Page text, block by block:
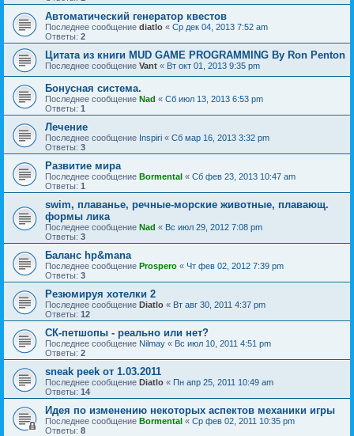
Автоматический генератор квестов
Последнее сообщение diatlo « Ср дек 04, 2013 7:52 am
Ответы: 2
Цитата из книги MUD GAME PROGRAMMING By Ron Penton
Последнее сообщение Vant « Вт окт 01, 2013 9:35 pm
Бонусная система.
Последнее сообщение Nad « Сб июл 13, 2013 6:53 pm
Ответы: 1
Лечение
Последнее сообщение Inspiri « Сб мар 16, 2013 3:32 pm
Ответы: 3
Развитие мира
Последнее сообщение Bormental « Сб фев 23, 2013 10:47 am
Ответы: 1
swim, плаванье, речные-морские животные, плавающ.
формы лика
Последнее сообщение Nad « Вс июл 29, 2012 7:08 pm
Ответы: 3
Баланс hp&mana
Последнее сообщение Prospero « Чт фев 02, 2012 7:39 pm
Ответы: 3
Резюмируя хотелки 2
Последнее сообщение Diatlo « Вт авг 30, 2011 4:37 pm
Ответы: 12
СК-петшопы - реально или нет?
Последнее сообщение Nilmay « Вс июл 10, 2011 4:51 pm
Ответы: 2
sneak peek от 1.03.2011
Последнее сообщение Diatlo « Пн апр 25, 2011 10:49 am
Ответы: 14
Идея по изменению некоторых аспектов механики игры
Последнее сообщение Bormental « Ср фев 02, 2011 10:35 pm
Ответы: 8